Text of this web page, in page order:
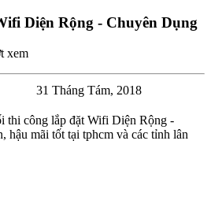
Diện Rộng - Chuyên Dụng
xem
31 Tháng Tám, 2018
thi công lắp đặt Wifi Diện Rộng -
hậu mãi tốt tại tphcm và các tỉnh lân